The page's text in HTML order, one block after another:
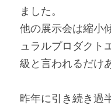
ました。
他の展示会は縮小
ュラルプロダクト
級と言われるだけ
昨年に引き続き過